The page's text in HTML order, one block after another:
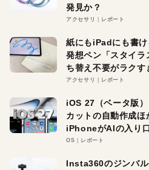
発見か？
アクセサリ レポート
紙にもiPadにも書
発想ペン「スタイ
ち替え不要がラクす
アクセサリ レポート
iOS 27（ベータ版
カットの自動作成ほ
iPhoneがAIの入り
OS レポート
Insta360のジンバ